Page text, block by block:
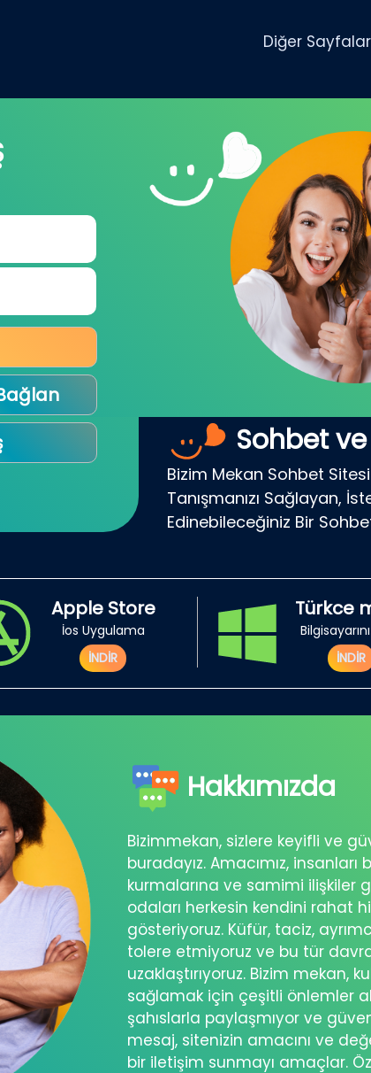
Diğer Sayfalar
Sohbet
Bizim Mekan Sohbet
Tanışmanızı Sağlayan,
Edinebileceğiniz Bir
Apple Store
İos Uygulama
İNDİR
Türkce
İNDİR
Hakkımızda
Bizimmekan, sizlere keyifli ve
buradayız. Amacımız,
kurmalarına ve samimi ilişkiler
odaları herkesin kendini rahat
gösteriyoruz. Küfür, taciz,
tolere etmiyoruz ve bu tür
uzaklaştırıyoruz. Bizim mekan,
sağlamak için çeşitli önlemler
şahıslarla paylaşmıyor ve
mesaj, sitenizin amacını ve
bir iletişim sunmayı amaçlar.